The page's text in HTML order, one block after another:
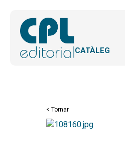
CATÀLEG
< Tornar